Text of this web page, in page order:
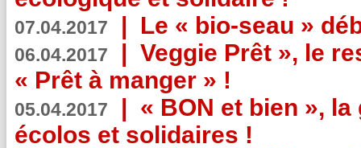
07.04.2017 | Le « bio-seau »
06.04.2017 | Veggie Prêt », le
« Prêt à manger » !
05.04.2017 | « BON et bien »,
écolos et solidaires !